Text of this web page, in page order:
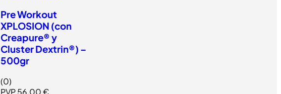
Pre Workout
XPLOSION (con
Creapure® y
Cluster Dextrin®) –
500gr
(0)
PVP56,00€